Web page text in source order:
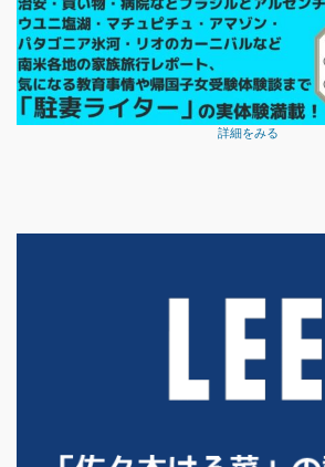
詳細をみる